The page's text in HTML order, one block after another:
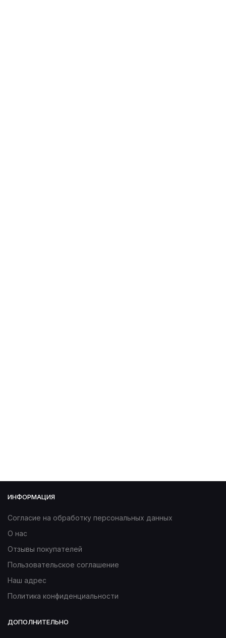
ИНФОРМАЦИЯ
Согласие на обработку персональных данных
О нас
Отзывы покупателей
Пользовательское соглашение
Наш адрес
Политика конфиденциальности
ДОПОЛНИТЕЛЬНО